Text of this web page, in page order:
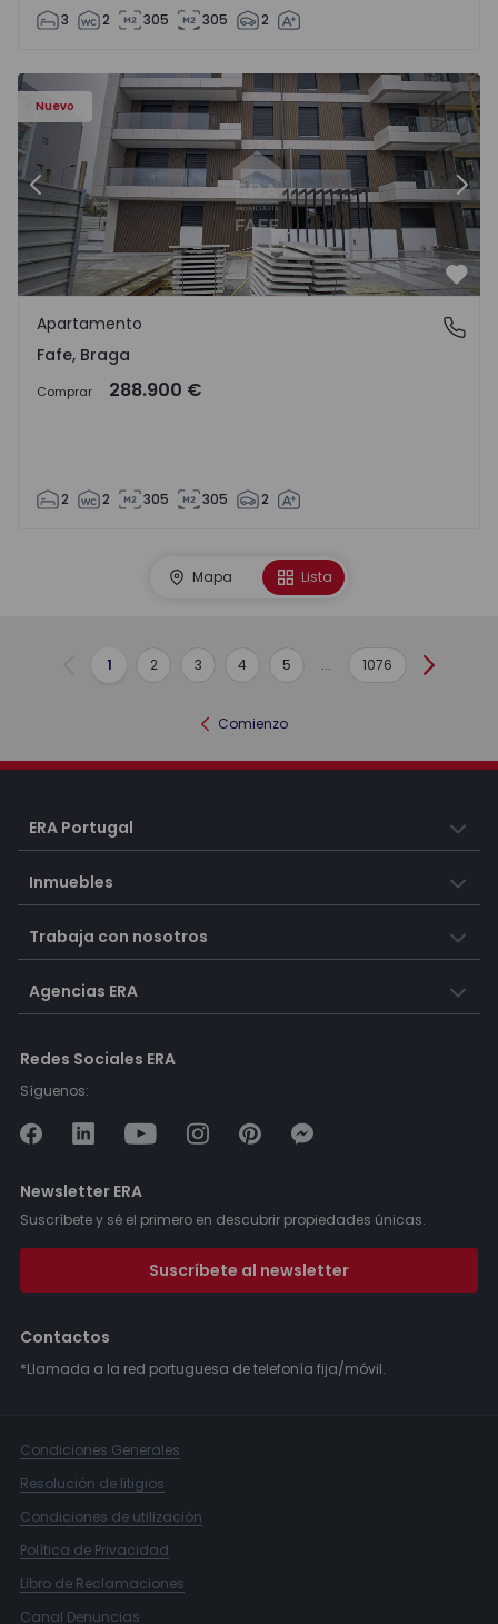
3 2 305 305 2
Nuevo
Anterior
Fafe, Braga
Apartamento
Fafe, Braga
Comprar 288.900 €
2 2 305 305 2
Mapa Lista
Anterior
1 2 3 4 5 ... 1076
Comienzo
ERA Portugal
Inmuebles
Trabaja con nosotros
Agencias ERA
Redes Sociales ERA
Síguenos:
Newsletter ERA
Suscríbete y sé el primero en descubrir propiedades únicas.
Suscríbete al newsletter
Contactos
*Llamada a la red portuguesa de telefonía fija/móvil.
Condiciones Generales
Resolución de litigios
Condiciones de utilización
Política de Privacidad
Libro de Reclamaciones
Canal Denuncias